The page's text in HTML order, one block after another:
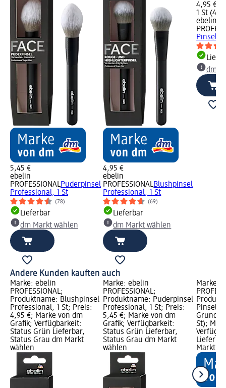
5,45 €
ebelin
PROFESSIONALPuderpinsel
Professional, 1 St
(78)
Lieferbar
dm Markt wählen
4,95 €
ebelin
PROFESSIONALBlushpinsel
Professional, 1 St
(69)
Lieferbar
dm Markt wählen
4,95 €
1 St
ebelin
Pinsel, 1
dm
Andere Kunden kauften auch
Marke: ebelin
PROFESSIONAL;
Produktname: Blushpinsel
Professional, 1 St; Preis:
4,95 €; Marke von dm
Grafik; Verfügbarkeit:
Status Grün Lieferbar,
Status Grau dm Markt
wählen
Marke: ebelin
PROFESSIONAL;
Produktname: Puderpinsel
Professional, 1 St; Preis:
5,45 €; Marke von dm
Grafik; Verfügbarkeit:
Status Grün Lieferbar,
Status Grau dm Markt
wählen
Marke:
Pinsel,
St);
Markt